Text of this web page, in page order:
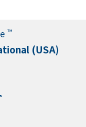
™
(USA)